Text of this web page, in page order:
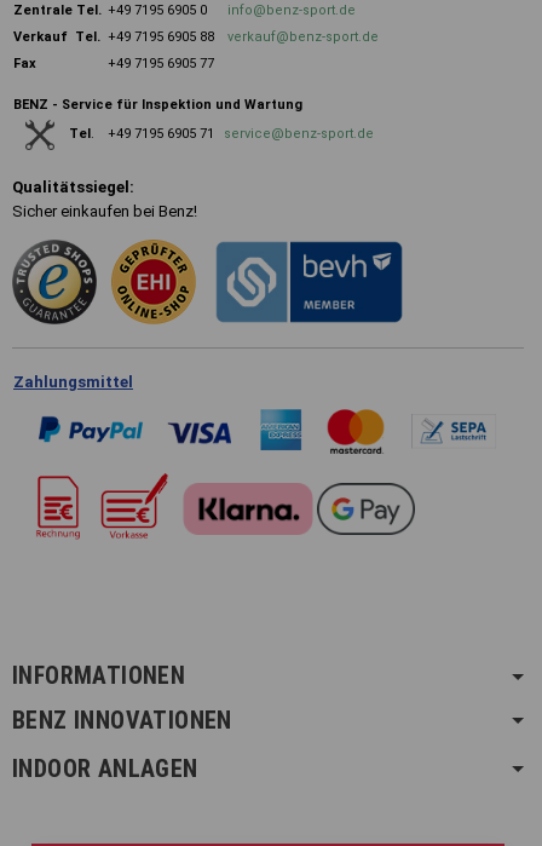
Zentrale Tel. +49 7195 6905 0
info@benz-sport.de
Verkauf Tel. +49 7195 6905 88
verkauf@benz-sport.de
Fax
+49 7195 6905 77
BENZ - Service für Inspektion und Wartung
Tel . +49 7195 6905 71 service@benz-sport.de
Qualitätssiegel:
Sicher einkaufen bei Benz!
Zahlungsmittel
INFORMATIONEN
BENZ INNOVATIONEN
INDOOR ANLAGEN